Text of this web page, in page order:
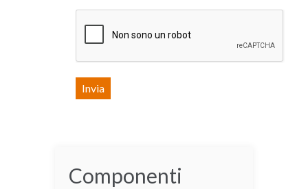
Componenti